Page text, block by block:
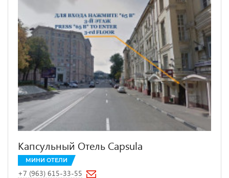
Капсульный Отель Capsula
МИНИ ОТЕЛИ
+7 (963) 615-33-55